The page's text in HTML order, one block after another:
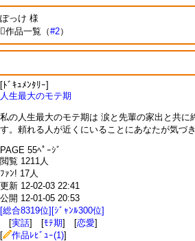
ぽっけ 様
作品一覧（#2）
[ﾄﾞｷｭﾒﾝﾀﾘｰ]
人生最大のモテ期
私の人生最大のモテ期は 涙と先輩の家出と共に
す。頼れる人が近くにいることにあなたが気づ
PAGE 55ﾍﾟｰｼﾞ
閲覧 1211人
ﾌｧﾝ! 17人
更新 12-02-03 22:41
公開 12-01-05 20:53
[総合8319位][ｼﾞｬﾝﾙ300位]
[実話] [ﾓﾃ期] [恋愛]
[
作品ﾚﾋﾞｭｰ(1)]